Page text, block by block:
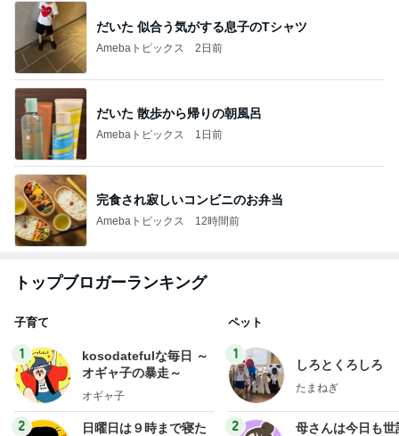
だいた 似合う気がする息子のTシャツ
Amebaトピックス 2日前
だいた 散歩から帰りの朝風呂
Amebaトピックス 1日前
完食され寂しいコンビニのお弁当
Amebaトピックス 12時間前
トップブロガーランキング
子育て
1
kosodatefulな毎日 ～
オギャ子の暴走～
オギャ子
2
日曜日は９時まで寝た
ペット
1
しろとくろしろ
たまねぎ
2
母さんは今日も世